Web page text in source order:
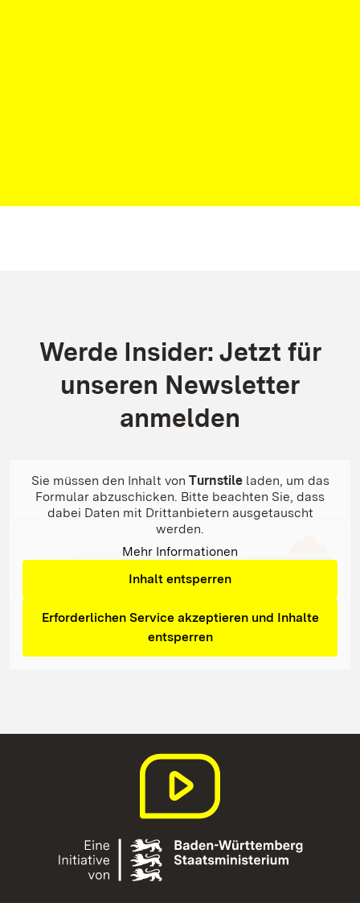
Kontakt
Werde Insider: Jetzt für
unseren Newsletter
anmelden
Sie müssen den Inhalt von Turnstileladen, um das
Formular abzuschicken. Bitte beachten Sie, dass
dabei Daten mit Drittanbietern ausgetauscht
werden.
Mehr Informationen
Inhalt entsperren
Erforderlichen Service akzeptieren und Inhalte
entsperren